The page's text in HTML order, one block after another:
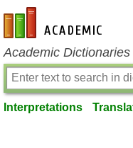
en-academic.com
Academic
Interpretations